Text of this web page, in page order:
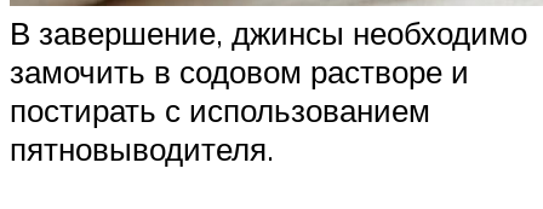
В завершение, джинсы необходимо
замочить в содовом растворе и
постирать с использованием
пятновыводителя.